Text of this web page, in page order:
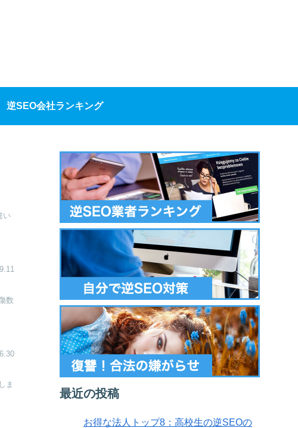
逆SEO会社ランキング
い
数
ま
最近の投稿
お得な法人トップ8：高校生の逆SEOの